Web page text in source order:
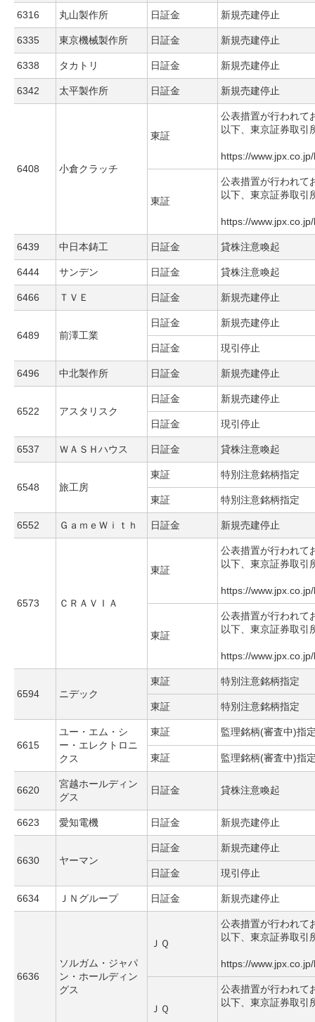
6316 丸山製作所 日証金 新規売建停止
6335 東京機械製作所 日証金 新規売建停止
6338 タカトリ 日証金 新規売建停止
6342 太平製作所 日証金 新規売建停止
6408 小倉クラッチ
東証
公表措置が行われて
以下、東京証券取引
https://
東証
公表措置が行われて
以下、東京証券取引
https://
6439 中日本鋳工 日証金 貸株注意喚起
6444 サンデン 日証金 貸株注意喚起
6466 ＴＶＥ 日証金 新規売建停止
6489 前澤工業
日証金 新規売建停止
日証金 現引停止
6496 中北製作所 日証金 新規売建停止
6522 アスタリスク
日証金 新規売建停止
日証金 現引停止
6537 ＷＡＳＨハウス 日証金 貸株注意喚起
6548 旅工房
東証 特別注意銘柄指定
東証 特別注意銘柄指定
6552 ＧａｍｅＷｉｔｈ 日証金 新規売建停止
6573 ＣＲＡＶＩＡ
東証
公表措置が行われて
以下、東京証券取引
https://
東証
公表措置が行われて
以下、東京証券取引
https://
6594 ニデック
東証 特別注意銘柄指定
東証 特別注意銘柄指定
6615
ユー・エム・シ
ー・エレクトロニ
クス
東証 監理銘柄(審査中)指
東証 監理銘柄(審査中)指
6620
宮越ホールディン
グス
日証金 貸株注意喚起
6623 愛知電機 日証金 新規売建停止
6630 ヤーマン
日証金 新規売建停止
日証金 現引停止
6634 ＪＮグループ 日証金 新規売建停止
6636
ソルガム・ジャパ
ン・ホールディン
グス
ＪＱ
公表措置が行われて
以下、東京証券取引
https://
ＪＱ
公表措置が行われて
以下、東京証券取引